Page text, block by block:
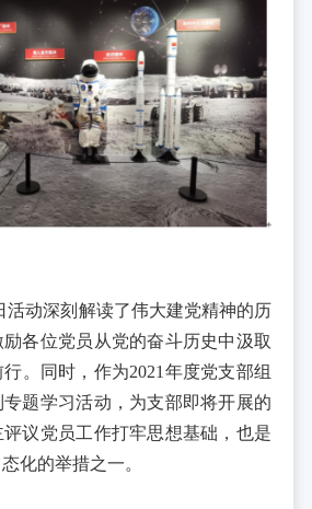
活动深刻解读了伟大建党精神的历
各位党员从党的奋斗历史中汲取
。同时，作为2021年度党支部组
题学习活动，为支部即将开展的
议党员工作打牢思想基础，也是
化的举措之一。